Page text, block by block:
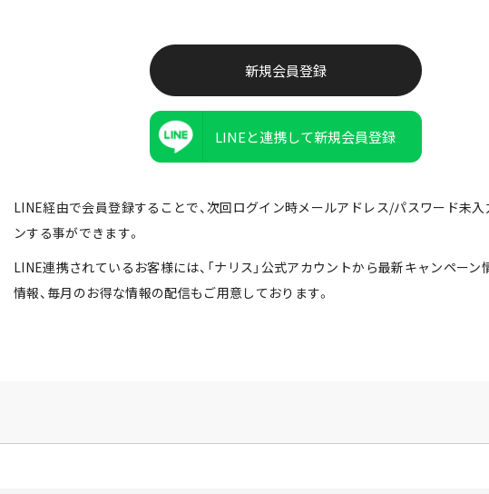
LINEと連携して新規会員登録
LINE経由で会員登録することで、次回ログイン時メールアドレス/パスワード未入
ンする事ができます。
LINE連携されているお客様には、「ナリス」公式アカウントから最新キャンペーン
情報、毎月のお得な情報の配信もご用意しております。